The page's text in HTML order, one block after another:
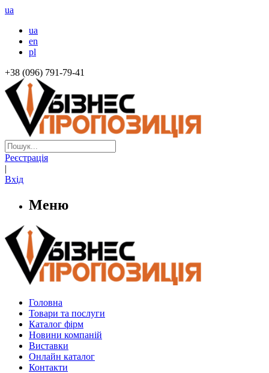
ua
ua
en
pl
+38 (096) 791-79-41
Реєстрація
|
Вхід
Меню
Головна
Товари та послуги
Каталог фірм
Новини компаній
Виставки
Онлайн каталог
Контакти